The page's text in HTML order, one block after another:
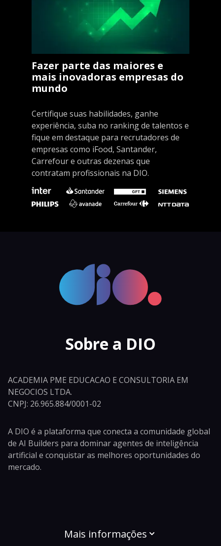
Fazer parte das maiores e
mais inovadoras empresas do
mundo
Certifique suas habilidades, ganhe
experiência, suba no ranking de talentos e
fique em destaque para recrutadores de
empresas como iFood, Santander,
Carrefour e outras dezenas que
contratam profissionais na DIO.
Sobre a DIO
ACADEMIA PME EDUCACAO E CONSULTORIA EM
NEGOCIOS LTDA.
CNPJ: 26.965.884/0001-02
A DIO é a plataforma que conecta a comunidade global
de AI Builders para dominar agentes de inteligência
artificial e conquistar as melhores oportunidades do
mercado.
Mais informações